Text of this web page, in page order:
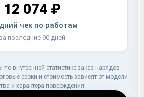
12 074 ₽
чек по работам
за последние 90 дней
внутренней статистике заказ-нарядов
сроки и стоимость зависят от модели
и характера повреждения.